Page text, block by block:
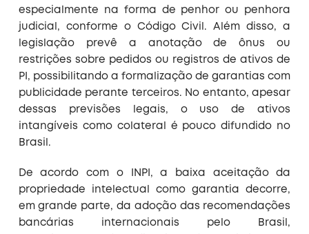
especialmente na forma de penhor ou penhora
judicial, conforme o Código Civil. Além disso, a
legislação prevê a anotação de ônus ou
restrições sobre pedidos ou registros de ativos de
PI, possibilitando a formalização de garantias com
publicidade perante terceiros. No entanto, apesar
dessas previsões legais, o uso de ativos
intangíveis como colateral é pouco difundido no
Brasil.
De acordo com o INPI, a baixa aceitação da
propriedade intelectual como garantia decorre,
em grande parte, da adoção das recomendações
bancárias internacionais pelo Brasil,